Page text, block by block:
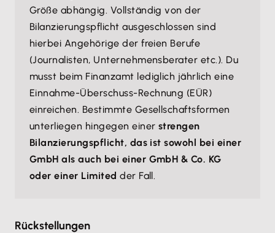
Größe abhängig. Vollständig von der
Bilanzierungspflicht ausgeschlossen sind
hierbei Angehörige der freien Berufe
(Journalisten, Unternehmensberater etc.). Du
musst beim Finanzamt lediglich jährlich eine
Einnahme-Überschuss-Rechnung (EÜR)
einreichen. Bestimmte Gesellschaftsformen
unterliegen hingegen einer strengen
Bilanzierungspflicht, das ist sowohl bei einer
GmbH als auch bei einer GmbH & Co. KG
oder einer Limited der Fall.
Rückstellungen